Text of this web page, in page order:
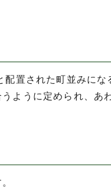
置された町並みにな
ように定められ、あ